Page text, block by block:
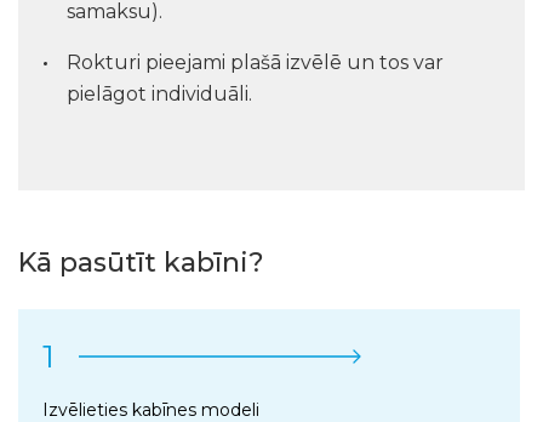
samaksu).
Rokturi pieejami plašā izvēlē un tos var
pielāgot individuāli.
Kā pasūtīt kabīni?
1
Izvēlieties kabīnes modeli